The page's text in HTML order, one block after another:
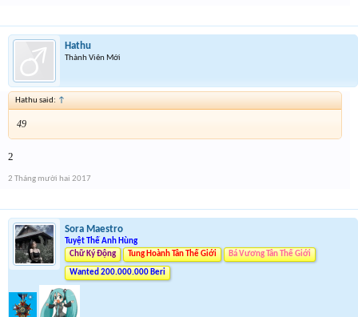
Hathu
Thành Viên Mới
Hathu said: ↑
49
2
2 Tháng mười hai 2017
Sora Maestro
Tuyệt Thế Anh Hùng
Chữ Ký Động
Tung Hoành Tân Thế Giới Bá Vương Tân Thế Giới
Wanted 200.000.000 Beri